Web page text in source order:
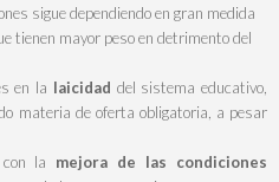
sigue dependiendo en gran medida
tienen mayor peso en detrimento del
en la laicidad del sistema educativo,
materia de oferta obligatoria, a pesar
la mejora de las condiciones